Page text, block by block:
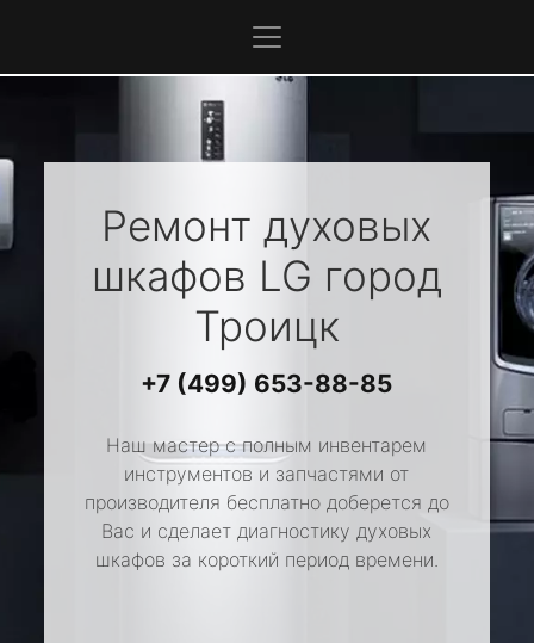
Ремонт духовых
шкафов LG город
Троицк
+7 (499) 653-88-85
Наш мастер с полным инвентарем
инструментов и запчастями от
производителя бесплатно доберется до
Вас и сделает диагностику духовых
шкафов за короткий период времени.